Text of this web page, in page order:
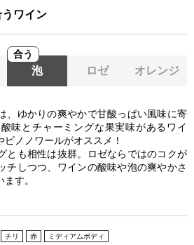
ワイン
合う
泡 ロゼ オレンジ
、ゆかりの爽やかで甘酸っぱい風味に寄
味とチャーミングな果実味があるワイ
ノノワールがオススメ！
とも相性は抜群。ロゼならではのコクが
チしつつ、ワインの酸味や泡の爽やかさ
す。
チリ 赤 ミディアムボディ